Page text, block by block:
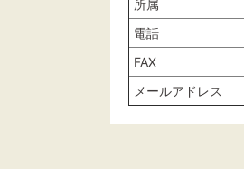
所属
電話
FAX
メールアドレス